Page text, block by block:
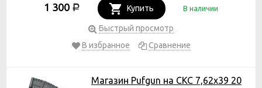
1 300 Р Купить В наличии
Быстрый просмотр
В избранное
Сравнение
Магазин Pufgun на СКС 7,62х39 20